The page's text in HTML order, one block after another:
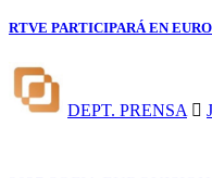
RTVE PARTICIPARÁ EN
DEPT. PRENSA